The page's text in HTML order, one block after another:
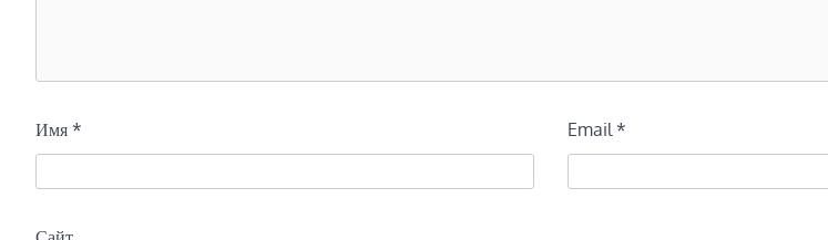
Имя * Email*